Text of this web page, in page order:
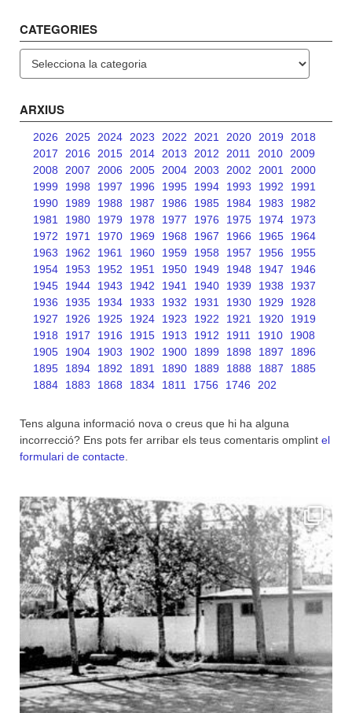
CATEGORIES
ARXIUS
2026 2025 2024 2023 2022 2021 2020 2019
2018
2017
2016 2015 2014 2013 2012 2011 2010 2009
2008
2007 2006 2005 2004 2003 2002 2001
2000
1999
1998 1997 1996 1995 1994 1993 1992
1991
1990
1989 1988 1987 1986 1985 1984 1983
1982
1981
1980 1979 1978 1977 1976 1975 1974
1973
1972
1971 1970 1969 1968 1967 1966 1965
1964
1963
1962 1961 1960 1959 1958 1957 1956
1955
1954
1953 1952 1951 1950 1949 1948 1947
1946
1945
1944 1943 1942 1941 1940 1939 1938
1937
1936
1935 1934 1933 1932 1931 1930 1929
1928
1927
1926 1925 1924 1923 1922 1921 1920
1919
1918
1917 1916 1915 1913 1912 1911 1910
1908
1905
1904 1903 1902 1900 1899 1898 1897
1896
1895
1894 1892 1891 1890 1889 1888 1887
1885
1884
1883 1868 1834 1811 1756 1746 202
Tens alguna informació nova o creus que hi ha alguna
incorrecció? Ens pots fer arribar els teus comentaris omplint el
formulari de contacte.